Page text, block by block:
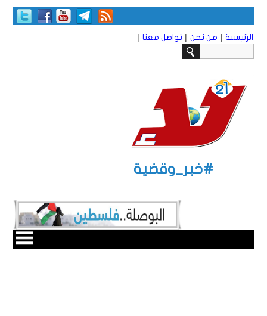
الرئيسية | من نحن | تواصل معنا |
#خبر_وقضية